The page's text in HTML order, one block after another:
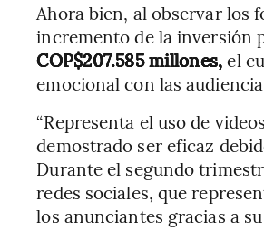
Ahora bien, al observar los
incremento de la inversión
COP$207.585 millones,el
emocional con las
“Representa el uso de
demostrado ser eficaz
Durante el segundo
redes sociales, que
los anunciantes gracias a